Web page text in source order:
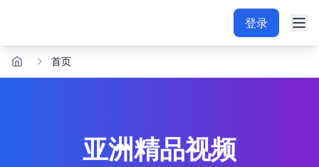
登录
首页
亚洲精品视频